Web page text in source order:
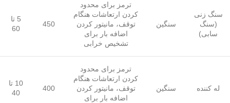
سنگ زنی
(سنگ
سابی)
سنگین
ترمز برای محدود
کردن ارتعاشات هنگام
توقف، مانیتور کردن
اضافه بار برای
تشخیص خرابی
450
5 تا
60
له کننده سنگین
ترمز برای محدود
کردن ارتعاشات هنگام
توقف، مانیتور کردن
اضافه بار برای
400
10 تا
40